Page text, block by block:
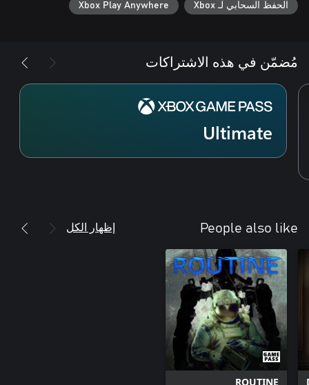
التخفي المليئة بالتوتر والإثارة، واستغل البيئة لصالحك وكن متقدمًا على
الشيء الذي يطاردك. استكشف Persephone وأكمل المهمة، كل هذا
يواجه طاقم Hope-01 عالمًا جديدًا وحشيًا وأصداء ماضٍ معقد وهما
- استكشاف من نمط الخيال العلمي الواقعي: تصوير واقعي
- تجربة حركة سينمائية من منظور اللاعب: آليات تنقّل جذابة مع
- مواجهات تسلل موترة: واجه تهديدًا فضائيًا في مراحل موترة ومثيرة
- علاقات إنسانية: رائدا فضاء تربطهما علاقة قوية من الماضي، يبذلان
الحفظ السحابي لـ Xbox Xbox Play Anywhere
مُضمّن في هذه الاشتراكات
Ultimate
People also like إظهار الكل
ROUTINE